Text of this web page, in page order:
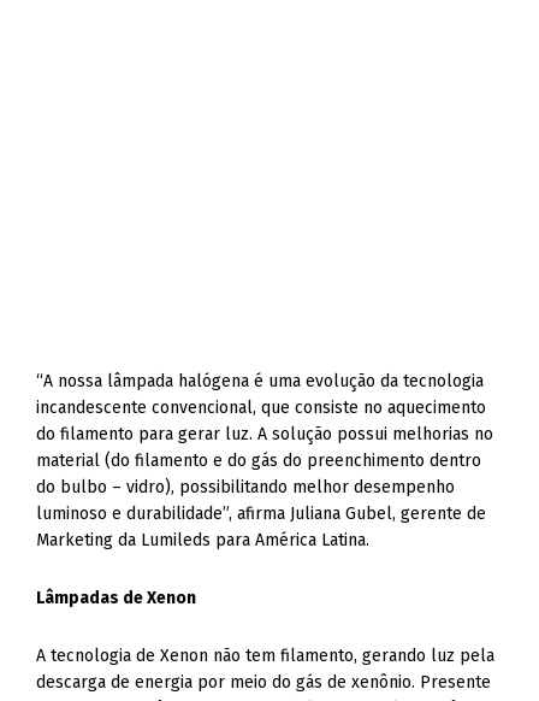
“A nossa lâmpada halógena é uma evolução da tecnologia
incandescente convencional, que consiste no aquecimento
do filamento para gerar luz. A solução possui melhorias no
material (do filamento e do gás do preenchimento dentro
do bulbo – vidro), possibilitando melhor desempenho
luminoso e durabilidade”, afirma Juliana Gubel, gerente de
Marketing da Lumileds para América Latina.
Lâmpadas de Xenon
A tecnologia de Xenon não tem filamento, gerando luz pela
descarga de energia por meio do gás de xenônio. Presente